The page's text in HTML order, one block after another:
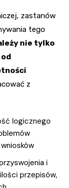
zastanów
tego
nie tylko
z
logicznego
i
przepisów,